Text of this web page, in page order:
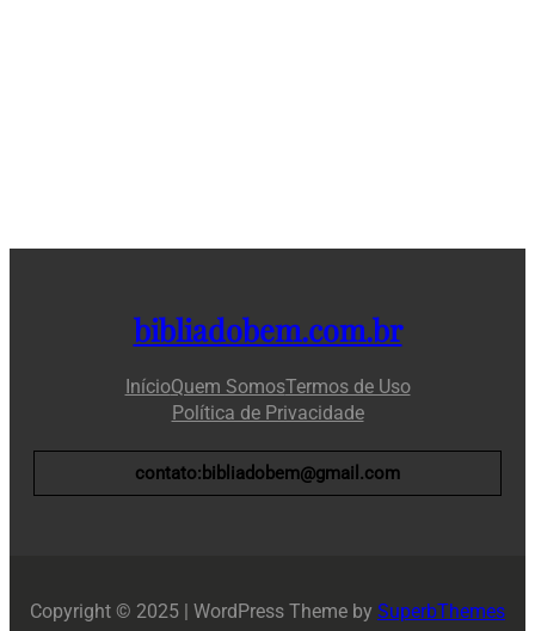
bibliadobem.com.br
InícioQuem SomosTermos de Uso
Política de Privacidade
contato:bibliadobem@gmail.com
Copyright © 2025 | WordPress Theme by SuperbThemes